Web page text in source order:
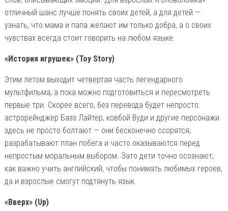
отличный шанс лучше понять своих детей, а для детей —
узнать, что мама и папа желают им только добра, а о своих
чувствах всегда стоит говорить на любом языке.
«История игрушек» (Toy Story)
Этим летом выходит четвертая часть легендарного
мультфильма, а пока можно подготовиться и пересмотреть
первые три. Скорее всего, без перевода будет непросто:
астрорейнджер Базз Лайтер, ковбой Вуди и другие персонажи
здесь не просто болтают — они бесконечно ссорятся,
разрабатывают план побега и часто оказываются перед
непростым моральным выбором. Зато дети точно осознают,
как важно учить английский, чтобы понимать любимых героев,
да и взрослые смогут подтянуть язык.
«Вверх» (Up)